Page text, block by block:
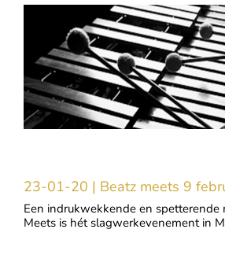
23-01-20 | Beatz meets 9
Een indrukwekkende en spetterende
Meets is hét slagwerkevenement in